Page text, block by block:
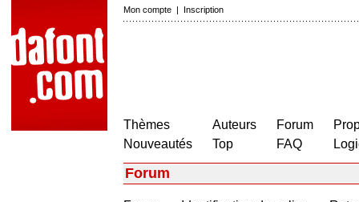
Mon compte | Inscription
Thèmes
Nouveautés
Auteurs
Top
Forum
FAQ
Forum